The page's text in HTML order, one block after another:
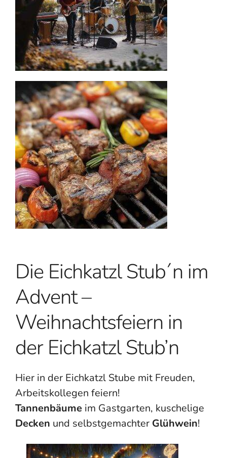
Die Eichkatzl Stub´n im
Advent –
Weihnachtsfeiern in
der Eichkatzl Stub’n
Hier in der Eichkatzl Stube mit Freuden,
Arbeitskollegen feiern!
Tannenbäume im Gastgarten, kuschelige
Decken und selbstgemachter Glühwein!